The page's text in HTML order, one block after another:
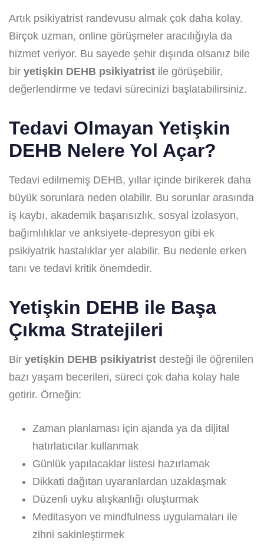
Artık psikiyatrist randevusu almak çok daha kolay.
Birçok uzman, online görüşmeler aracılığıyla da
hizmet veriyor. Bu sayede şehir dışında olsanız bile
bir yetişkin DEHB psikiyatrist ile görüşebilir,
değerlendirme ve tedavi sürecinizi başlatabilirsiniz.
Tedavi Olmayan Yetişkin
DEHB Nelere Yol Açar?
Tedavi edilmemiş DEHB, yıllar içinde birikerek daha
büyük sorunlara neden olabilir. Bu sorunlar arasında
iş kaybı, akademik başarısızlık, sosyal izolasyon,
bağımlılıklar ve anksiyete-depresyon gibi ek
psikiyatrik hastalıklar yer alabilir. Bu nedenle erken
tanı ve tedavi kritik önemdedir.
Yetişkin DEHB ile Başa
Çıkma Stratejileri
Bir yetişkin DEHB psikiyatrist desteği ile öğrenilen
bazı yaşam becerileri, süreci çok daha kolay hale
getirir. Örneğin:
Zaman planlaması için ajanda ya da dijital
hatırlatıcılar kullanmak
Günlük yapılacaklar listesi hazırlamak
Dikkati dağıtan uyaranlardan uzaklaşmak
Düzenli uyku alışkanlığı oluşturmak
Meditasyon ve mindfulness uygulamaları ile
zihni sakinleştirmek